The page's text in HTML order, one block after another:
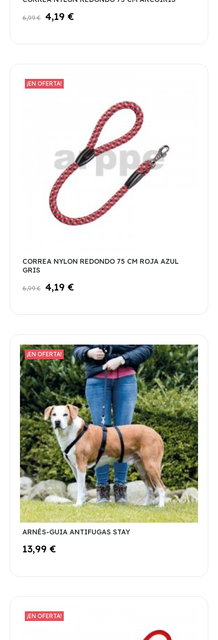
6,99 € 4,19 €
¡EN OFERTA!
CORREA NYLON REDONDO 75 CM ROJA AZUL
GRIS
6,99 € 4,19 €
¡EN OFERTA!
ARNÉS-GUIA ANTIFUGAS STAY
13,99 €
¡EN OFERTA!